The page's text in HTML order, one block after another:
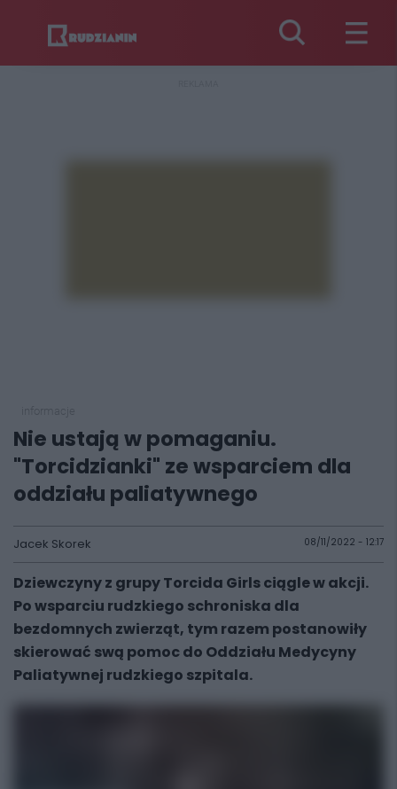
Nie ustają w pomaganiu.
"Torcidzianki" ze wsparciem dla
oddziału paliatywnego
Jacek Skorek 08/11/2022 - 12:17
Dziewczyny z grupy Torcida Girls ciągle w akcji.
Po wsparciu rudzkiego schroniska dla
bezdomnych zwierząt, tym razem postanowiły
skierować swą pomoc do Oddziału Medycyny
Paliatywnej rudzkiego szpitala.